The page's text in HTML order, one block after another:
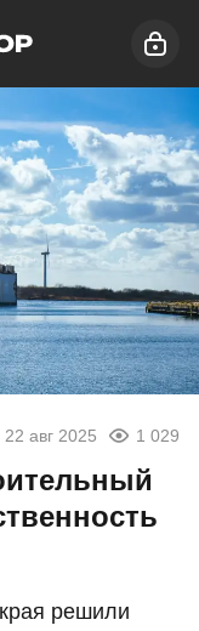
22 авг 2025 1 029
решили